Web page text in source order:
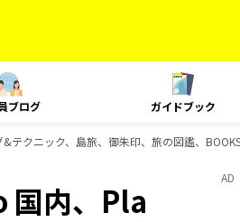
ブログ ガイドブック
クニック、島旅、御朱印、旅の図鑑、
国内、Pla
AD